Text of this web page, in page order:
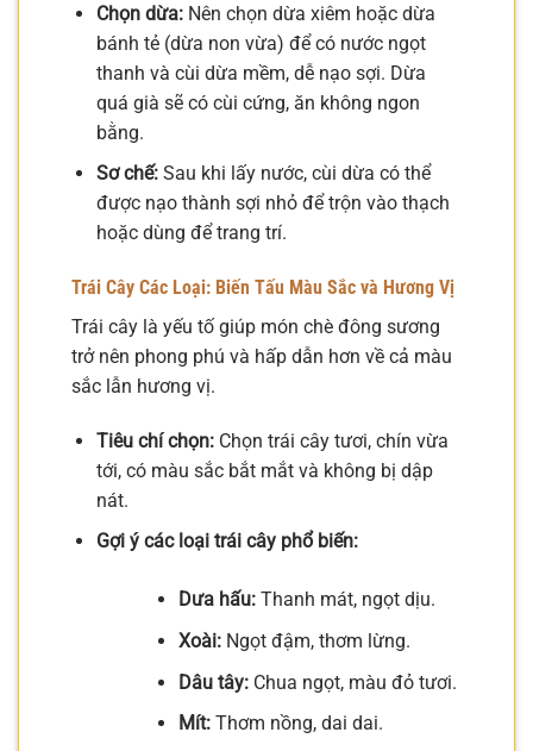
Chọn dừa:Nên chọn dừa xiêm hoặc dừa
bánh tẻ (dừa non vừa) để có nước ngọt
thanh và cùi dừa mềm, dễ nạo sợi. Dừa
quá già sẽ có cùi cứng, ăn không ngon
bằng.
Sơ chế:Sau khi lấy nước, cùi dừa có thể
được nạo thành sợi nhỏ để trộn vào thạch
hoặc dùng để trang trí.
Trái Cây Các Loại: Biến Tấu Màu Sắc và Hương Vị
Trái cây là yếu tố giúp món chè đông sương
trở nên phong phú và hấp dẫn hơn về cả màu
sắc lẫn hương vị.
Tiêu chí chọn:Chọn trái cây tươi, chín vừa
tới, có màu sắc bắt mắt và không bị dập
nát.
Gợi ý các loại trái cây phổ biến:
Dưa hấu:Thanh mát, ngọt dịu.
Xoài:Ngọt đậm, thơm lừng.
Dâu tây:Chua ngọt, màu đỏ tươi.
Mít:Thơm nồng, dai dai.